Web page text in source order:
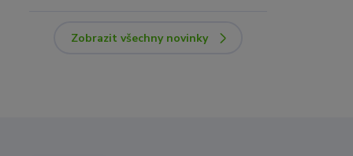
Zobrazit všechny novinky